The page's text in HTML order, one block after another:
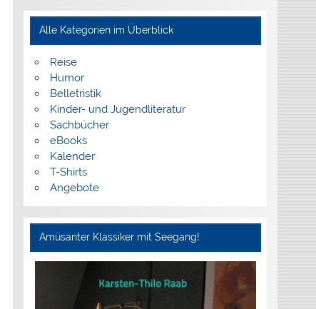
Alle Kategorien im Überblick
Reise
Humor
Belletristik
Kinder- und Jugendliteratur
Sachbücher
eBooks
Kalender
T-Shirts
Angebote
Amüsanter Klassiker mit Seegang!